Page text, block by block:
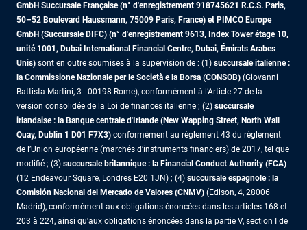
GmbH Succursale Française (n° d'enregistrement 918745621 R.C.S. Paris,
50–52 Boulevard Haussmann, 75009 Paris, France) et PIMCO Europe
GmbH (Succursale DIFC) (n° d'enregistrement 9613, Index Tower étage 10,
unité 1001, Dubai International Financial Centre, Dubai, Émirats Arabes
Unis) sont en outre soumises à la supervision de : (1) succursale italienne :
la Commissione Nazionale per le Società e la Borsa (CONSOB) (Giovanni
Battista Martini, 3 - 00198 Rome), conformément à l’Article 27 de la
version consolidée de la Loi de finances italienne ; (2) succursale
irlandaise : la Banque centrale d'Irlande (New Wapping Street, North Wall
Quay, Dublin 1 D01 F7X3) conformément au règlement 43 du règlement
de l’Union européenne (marchés d’instruments financiers) de 2017, tel que
modifié ; (3) succursale britannique : la Financial Conduct Authority (FCA)
(12 Endeavour Square, Londres E20 1JN) ; (4) succursale espagnole : la
Comisión Nacional del Mercado de Valores (CNMV) (Edison, 4, 28006
Madrid), conformément aux obligations énoncées dans les articles 168 et
203 à 224, ainsi qu'aux obligations énoncées dans la partie V, section I de